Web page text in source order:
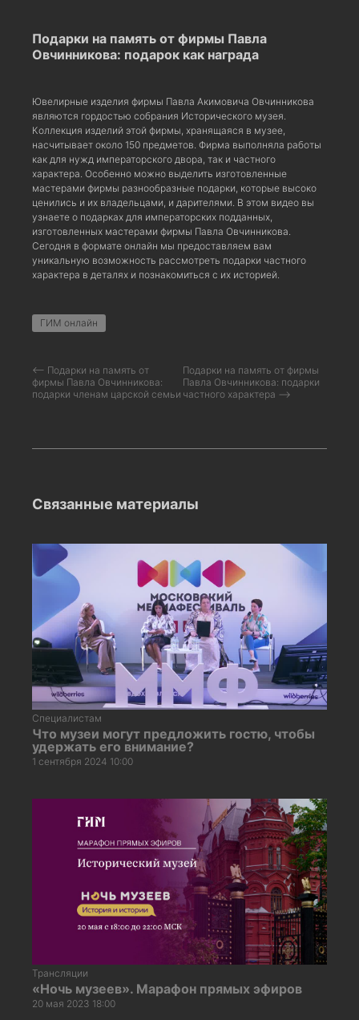
Подарки на память от фирмы Павла
Овчинникова: подарок как награда
Ювелирные изделия фирмы Павла Акимовича Овчинникова
являются гордостью собрания Исторического музея.
Коллекция изделий этой фирмы, хранящаяся в музее,
насчитывает около 150 предметов. Фирма выполняла работы
как для нужд императорского двора, так и частного
характера. Особенно можно выделить изготовленные
мастерами фирмы разнообразные подарки, которые высоко
ценились и их владельцами, и дарителями. В этом видео вы
узнаете о подарках для императорских подданных,
изготовленных мастерами фирмы Павла Овчинникова.
Сегодня в формате онлайн мы предоставляем вам
уникальную возможность рассмотреть подарки частного
характера в деталях и познакомиться с их историей.
ГИМ онлайн
⟵ Подарки на память от
фирмы Павла Овчинникова:
подарки членам царской семьи
Подарки на память от фирмы
Павла Овчинникова: подарки
частного характера ⟶
Связанные материалы
Специалистам
Что музеи могут предложить гостю, чтобы
удержать его внимание?
1 сентября 2024 10:00
Трансляции
«Ночь музеев». Марафон прямых эфиров
20 мая 2023 18:00